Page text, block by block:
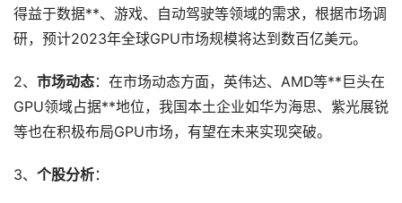
得益于数据**、游戏、自动驾驶等领域的需求，根据市场调
研，预计2023年全球GPU市场规模将达到数百亿美元。
2、 市场动态：在市场动态方面，英伟达、AMD等**巨头在
GPU领域占据**地位，我国本土企业如华为海思、紫光展锐
等也在积极布局GPU市场，有望在未来实现突破。
3、 个股分析：